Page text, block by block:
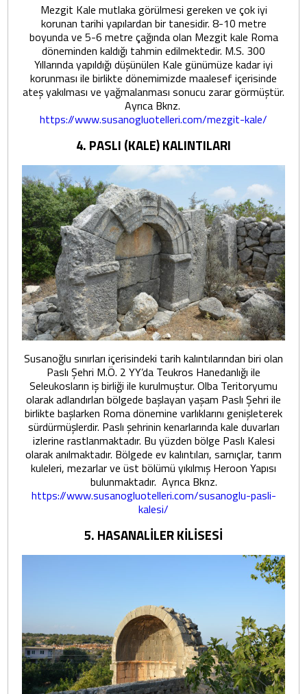
Mezgit Kale mutlaka görülmesi gereken ve çok iyi
korunan tarihi yapılardan bir tanesidir. 8-10 metre
boyunda ve 5-6 metre çağında olan Mezgit kale Roma
döneminden kaldığı tahmin edilmektedir. M.S. 300
Yıllarında yapıldığı düşünülen Kale günümüze kadar iyi
korunması ile birlikte dönemimizde maalesef içerisinde
ateş yakılması ve yağmalanması sonucu zarar görmüştür.
Ayrıca Bknz.
https://www.susanogluotelleri.com/mezgit-kale/
4. PASLI (KALE) KALINTILARI
Susanoğlu sınırları içerisindeki tarih kalıntılarından biri olan
Paslı Şehri M.Ö. 2 YY’da Teukros Hanedanlığı ile
Seleukosların iş birliği ile kurulmuştur. Olba Teritoryumu
olarak adlandırlan bölgede başlayan yaşam Paslı Şehri ile
birlikte başlarken Roma dönemine varlıklarını genişleterek
sürdürmüşlerdir. Paslı şehrinin kenarlarında kale duvarları
izlerine rastlanmaktadır. Bu yüzden bölge Paslı Kalesi
olarak anılmaktadır. Bölgede ev kalıntıları, sarnıçlar, tarım
kuleleri, mezarlar ve üst bölümü yıkılmış Heroon Yapısı
bulunmaktadır. Ayrıca Bknz.
https://www.susanogluotelleri.com/susanoglu-pasli-
kalesi/
5. HASANALİLER KİLİSESİ